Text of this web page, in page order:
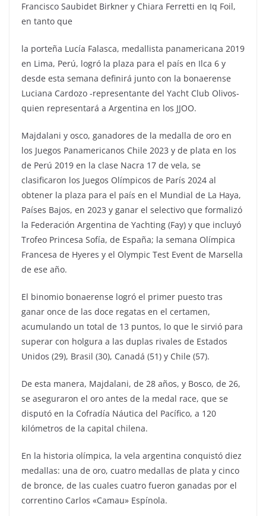
Francisco Saubidet Birkner y Chiara Ferretti en Iq Foil,
en tanto que
la porteña Lucía Falasca, medallista panamericana 2019
en Lima, Perú, logró la plaza para el país en Ilca 6 y
desde esta semana definirá junto con la bonaerense
Luciana Cardozo -representante del Yacht Club Olivos-
quien representará a Argentina en los JJOO.
Majdalani y osco, ganadores de la medalla de oro en
los Juegos Panamericanos Chile 2023 y de plata en los
de Perú 2019 en la clase Nacra 17 de vela, se
clasificaron los Juegos Olímpicos de París 2024 al
obtener la plaza para el país en el Mundial de La Haya,
Países Bajos, en 2023 y ganar el selectivo que formalizó
la Federación Argentina de Yachting (Fay) y que incluyó
Trofeo Princesa Sofía, de España; la semana Olímpica
Francesa de Hyeres y el Olympic Test Event de Marsella
de ese año.
El binomio bonaerense logró el primer puesto tras
ganar once de las doce regatas en el certamen,
acumulando un total de 13 puntos, lo que le sirvió para
superar con holgura a las duplas rivales de Estados
Unidos (29), Brasil (30), Canadá (51) y Chile (57).
De esta manera, Majdalani, de 28 años, y Bosco, de 26,
se aseguraron el oro antes de la medal race, que se
disputó en la Cofradía Náutica del Pacífico, a 120
kilómetros de la capital chilena.
En la historia olímpica, la vela argentina conquistó diez
medallas: una de oro, cuatro medallas de plata y cinco
de bronce, de las cuales cuatro fueron ganadas por el
correntino Carlos «Camau» Espínola.